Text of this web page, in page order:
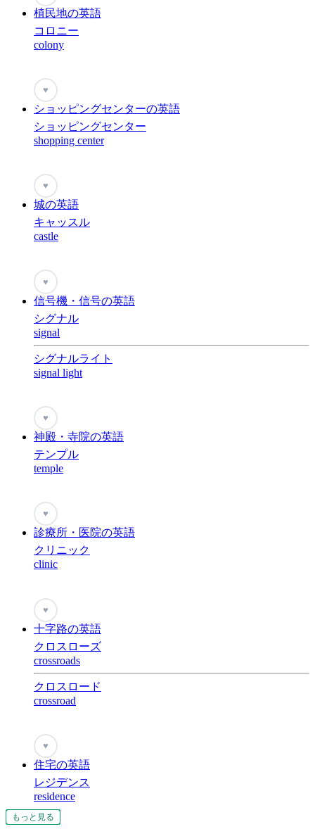
もっと見る
もっと見る
もっと見る
もっと見る
もっと見る
もっと見る
もっと見る
もっと見る
もっと見る
もっと見る
もっと見る
もっと見る
もっと見る
もっと見る
もっと見る
植民地の英語
コロニー
colony
♥
ショッピングセンターの英語
ショッピングセンター
shopping center
♥
城の英語
キャッスル
castle
♥
信号機・信号の英語
シグナル
signal
シグナルライト
signal light
♥
神殿・寺院の英語
テンプル
temple
♥
診療所・医院の英語
クリニック
clinic
♥
十字路の英語
クロスローズ
crossroads
クロスロード
crossroad
♥
住宅の英語
レジデンス
residence
もっと見る
もっと見る
もっと見る
もっと見る
もっと見る
もっと見る
もっと見る
もっと見る
もっと見る
もっと見る
もっと見る
もっと見る
もっと見る